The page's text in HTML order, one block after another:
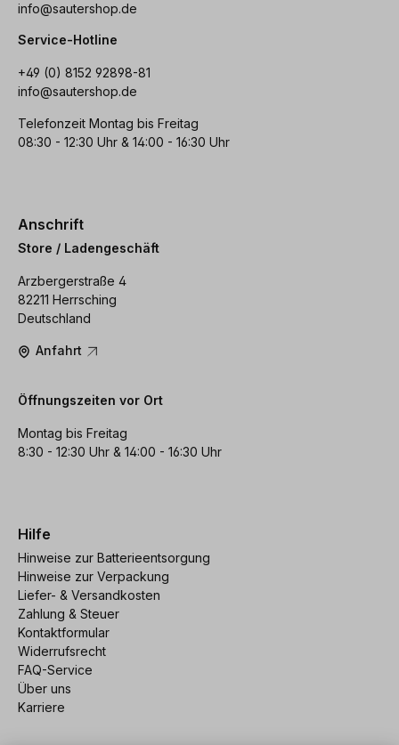
info@sautershop.de
Service-Hotline
+49 (0) 8152 92898-81
info@sautershop.de
Telefonzeit Montag bis Freitag
08:30 - 12:30 Uhr & 14:00 - 16:30 Uhr
Anschrift
Store / Ladengeschäft
Arzbergerstraße 4
82211 Herrsching
Deutschland
Anfahrt
Öffnungszeiten vor Ort
Montag bis Freitag
8:30 - 12:30 Uhr & 14:00 - 16:30 Uhr
Hilfe
Hinweise zur Batterieentsorgung
Hinweise zur Verpackung
Liefer- & Versandkosten
Zahlung & Steuer
Kontaktformular
Widerrufsrecht
FAQ-Service
Über uns
Karriere